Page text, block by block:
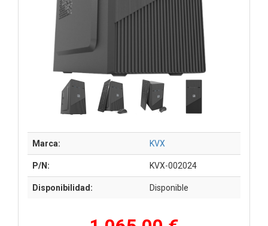
Marca: KVX
P/N: KVX-002024
Disponibilidad: Disponible